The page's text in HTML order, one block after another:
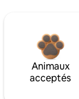
Animaux
acceptés